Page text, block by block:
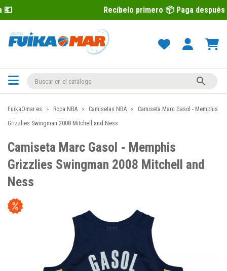
Recíbelo primero 📦 Paga después con Sequra

FuikaOmar.es Ropa NBA Camisetas NBA
Camiseta Marc Gasol - Memphis
Grizzlies Swingman 2008 Mitchell and Ness
Camiseta Marc Gasol - Memphis
Grizzlies Swingman 2008 Mitchell and
Ness